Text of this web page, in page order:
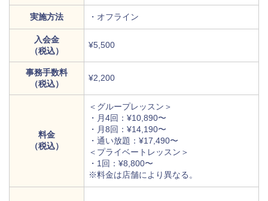
実施方法 ・オフライン
入会金
（税込）
¥5,500
事務手数料
（税込）
¥2,200
料金
（税込）
＜グループレッスン＞
・月4回：¥10,890〜
・月8回：¥14,190〜
・通い放題：¥17,490〜
＜プライベートレッスン＞
・1回：¥8,800〜
※料金は店舗により異なる。